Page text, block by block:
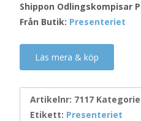
Shippon Odlingskompisar
Från Butik: Presenteriet
Läs mera & köp
Artikelnr: 7117
Etikett: Presenteriet